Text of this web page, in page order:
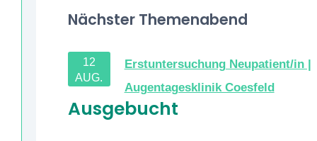
Nächster Themenabend
12
AUG.
Erstuntersuchung Neupatient/in |
Augentagesklinik Coesfeld
Ausgebucht